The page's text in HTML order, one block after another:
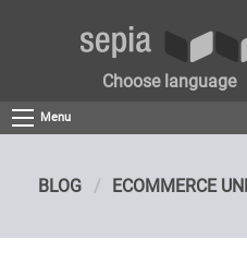
Choose language
Menu
BLOG ECOMMERCE